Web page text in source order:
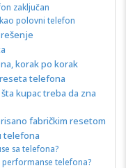
zaključan
polovni telefon
korak po korak
telefona
kupac treba da zna
fabričkim resetom
telefona
sa telefona?
telefona?